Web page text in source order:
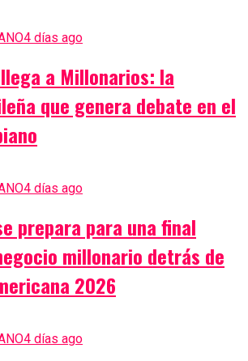
4 días ago
a Millonarios: la
que genera debate en el
4 días ago
prepara para una final
millonario detrás de
2026
4 días ago